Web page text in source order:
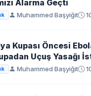
Alarma Geçti
Muhammed Başyiğit
Kupası Öncesi
Uçuş Yasağı
Muhammed Başyiğit